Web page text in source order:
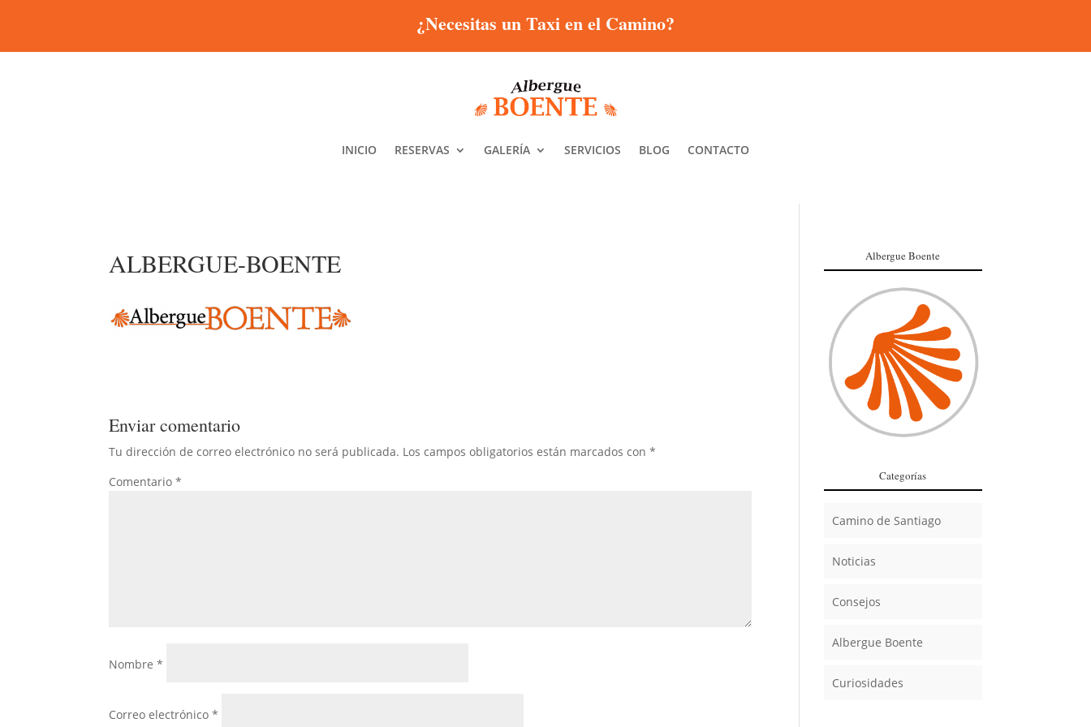
¿Necesitas un Taxi en el Camino?
INICIO RESERVAS GALERÍA SERVICIOS BLOG CONTACTO
ALBERGUE-BOENTE
Enviar comentario
Tu dirección de correo electrónico no será publicada. Los campos obligatorios están marcados con*
Comentario*
Nombre*
Correo electrónico*
Albergue Boente
Categorías
Camino de Santiago
Noticias
Consejos
Albergue Boente
Curiosidades